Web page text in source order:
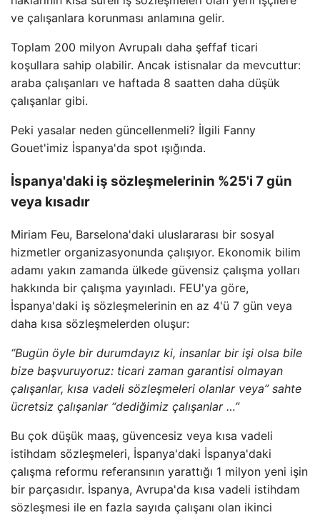
ve çalışanlara korunması anlamına gelir.
Toplam 200 milyon Avrupalı ​​daha şeffaf ticari
koşullara sahip olabilir. Ancak istisnalar da mevcuttur:
araba çalışanları ve haftada 8 saatten daha düşük
çalışanlar gibi.
Peki yasalar neden güncellenmeli? İlgili Fanny
Gouet'imiz İspanya'da spot ışığında.
İspanya'daki iş sözleşmelerinin %25'i 7 gün
veya kısadır
Miriam Feu, Barselona'daki uluslararası bir sosyal
hizmetler organizasyonunda çalışıyor. Ekonomik bilim
adamı yakın zamanda ülkede güvensiz çalışma yolları
hakkında bir çalışma yayınladı. FEU'ya göre,
İspanya'daki iş sözleşmelerinin en az 4'ü 7 gün veya
daha kısa sözleşmelerden oluşur:
“Bugün öyle bir durumdayız ki, insanlar bir işi olsa bile
bize başvuruyoruz: ticari zaman garantisi olmayan
çalışanlar, kısa vadeli sözleşmeleri olanlar veya” sahte
ücretsiz çalışanlar “dediğimiz çalışanlar …”
Bu çok düşük maaş, güvencesiz veya kısa vadeli
istihdam sözleşmeleri, İspanya'daki İspanya'daki
çalışma reformu referansının yarattığı 1 milyon yeni işin
bir parçasıdır. İspanya, Avrupa'da kısa vadeli istihdam
sözleşmesi ile en fazla sayıda çalışanı olan ikinci